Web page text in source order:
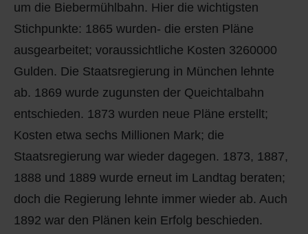
um die Biebermühlbahn. Hier die wichtigsten
Stichpunkte: 1865 wurden- die ersten Pläne
ausgearbeitet; voraussichtliche Kosten 3260000
Gulden. Die Staatsregierung in München lehnte
ab. 1869 wurde zugunsten der Queichtalbahn
entschieden. 1873 wurden neue Pläne erstellt;
Kosten etwa sechs Millionen Mark; die
Staatsregierung war wieder dagegen. 1873, 1887,
1888 und 1889 wurde erneut im Landtag beraten;
doch die Regierung lehnte immer wieder ab. Auch
1892 war den Plänen kein Erfolg beschieden.